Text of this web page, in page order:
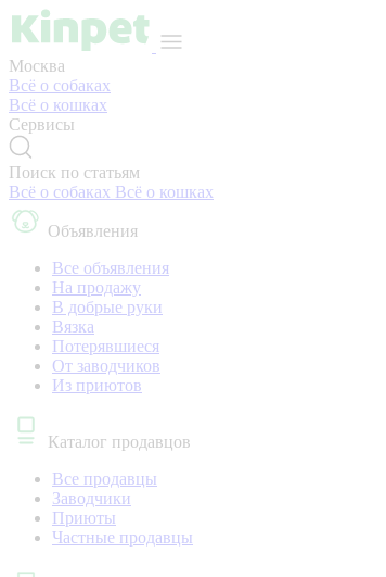
Москва
Всё о собаках
Всё о кошках
Сервисы
Поиск по статьям
Всё о собаках Всё о кошках
Объявления
Все объявления
На продажу
В добрые руки
Вязка
Потерявшиеся
От заводчиков
Из приютов
Каталог продавцов
Все продавцы
Заводчики
Приюты
Частные продавцы